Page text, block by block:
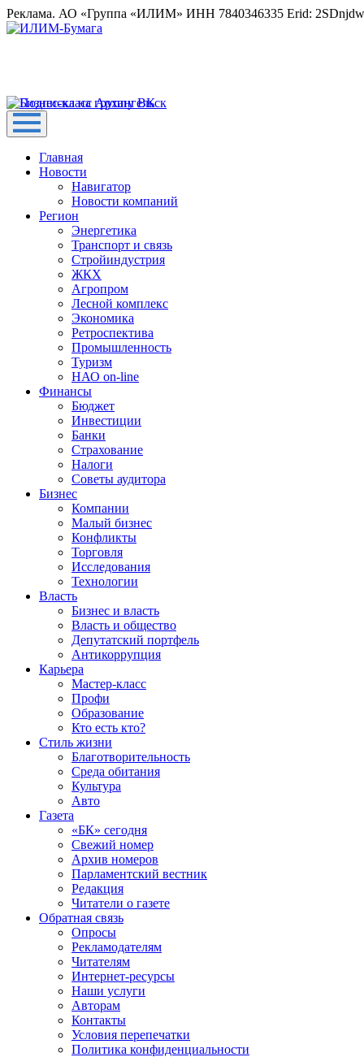
Реклама. АО «Группа «ИЛИМ» ИНН 7840346335 Erid:
Главная
Новости
Навигатор
Новости компаний
Регион
Энергетика
Транспорт и связь
Стройиндустрия
ЖКХ
Агропром
Лесной комплекс
Экономика
Ретроспектива
Промышленность
Туризм
НАО on-line
Финансы
Бюджет
Инвестиции
Банки
Страхование
Налоги
Советы аудитора
Бизнес
Компании
Малый бизнес
Конфликты
Торговля
Исследования
Технологии
Власть
Бизнес и власть
Власть и общество
Депутатский портфель
Антикоррупция
Карьера
Мастер-класс
Профи
Образование
Кто есть кто?
Стиль жизни
Благотворительность
Среда обитания
Культура
Авто
Газета
«БК» сегодня
Свежий номер
Архив номеров
Парламентский вестник
Редакция
Читатели о газете
Обратная связь
Опросы
Рекламодателям
Читателям
Интернет-ресурсы
Наши услуги
Авторам
Контакты
Условия перепечатки
Политика конфиденциальности